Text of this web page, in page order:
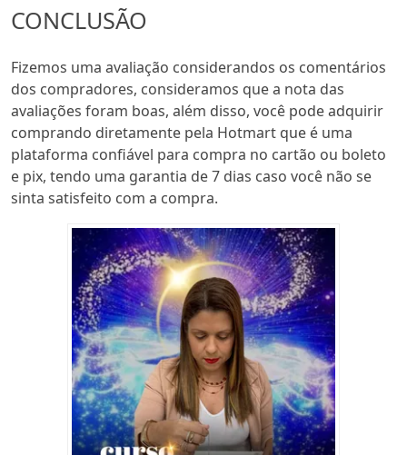
CONCLUSÃO
Fizemos uma avaliação considerandos os comentários
dos compradores, consideramos que a nota das
avaliações foram boas, além disso, você pode adquirir
comprando diretamente pela Hotmart que é uma
plataforma confiável para compra no cartão ou boleto
e pix, tendo uma garantia de 7 dias caso você não se
sinta satisfeito com a compra.